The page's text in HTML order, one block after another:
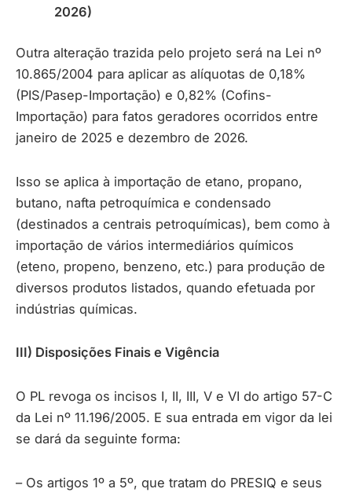
2026)
Outra alteração trazida pelo projeto será na Lei nº
10.865/2004 para aplicar as alíquotas de 0,18%
(PIS/Pasep-Importação) e 0,82% (Cofins-
Importação) para fatos geradores ocorridos entre
janeiro de 2025 e dezembro de 2026.
Isso se aplica à importação de etano, propano,
butano, nafta petroquímica e condensado
(destinados a centrais petroquímicas), bem como à
importação de vários intermediários químicos
(eteno, propeno, benzeno, etc.) para produção de
diversos produtos listados, quando efetuada por
indústrias químicas.
III) Disposições Finais e Vigência
O PL revoga os incisos I, II, III, V e VI do artigo 57-C
da Lei nº 11.196/2005. E sua entrada em vigor da lei
se dará da seguinte forma:
– Os artigos 1º a 5º, que tratam do PRESIQ e seus